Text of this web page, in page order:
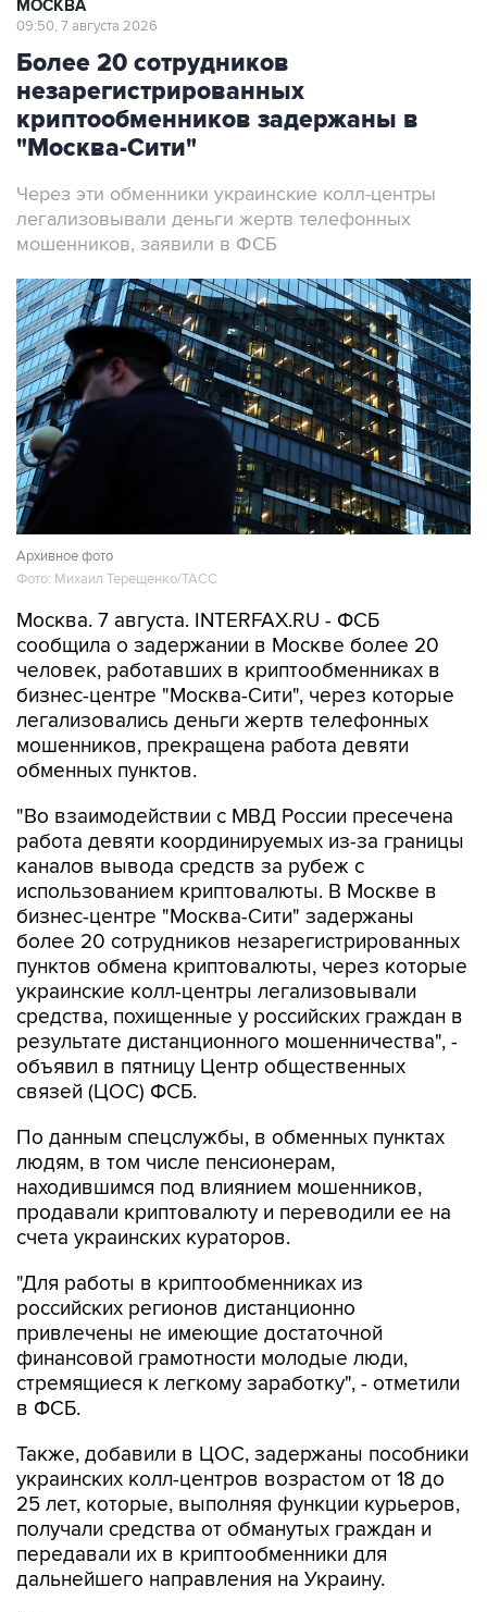
МОСКВА
09:50, 7 августа 2026
Более 20 сотрудников
незарегистрированных
криптообменников задержаны в
"Москва-Сити"
Через эти обменники украинские колл-центры
легализовывали деньги жертв телефонных
мошенников, заявили в ФСБ
Архивное фото
Фото: Михаил Терещенко/ТАСС
Москва. 7 августа. INTERFAX.RU - ФСБ
сообщила о задержании в Москве более 20
человек, работавших в криптообменниках в
бизнес-центре "Москва-Сити", через которые
легализовались деньги жертв телефонных
мошенников, прекращена работа девяти
обменных пунктов.
"Во взаимодействии с МВД России пресечена
работа девяти координируемых из-за границы
каналов вывода средств за рубеж с
использованием криптовалюты. В Москве в
бизнес-центре "Москва-Сити" задержаны
более 20 сотрудников незарегистрированных
пунктов обмена криптовалюты, через которые
украинские колл-центры легализовывали
средства, похищенные у российских граждан в
результате дистанционного мошенничества", -
объявил в пятницу Центр общественных
связей (ЦОС) ФСБ.
По данным спецслужбы, в обменных пунктах
людям, в том числе пенсионерам,
находившимся под влиянием мошенников,
продавали криптовалюту и переводили ее на
счета украинских кураторов.
"Для работы в криптообменниках из
российских регионов дистанционно
привлечены не имеющие достаточной
финансовой грамотности молодые люди,
стремящиеся к легкому заработку", - отметили
в ФСБ.
Также, добавили в ЦОС, задержаны пособники
украинских колл-центров возрастом от 18 до
25 лет, которые, выполняя функции курьеров,
получали средства от обманутых граждан и
передавали их в криптообменники для
дальнейшего направления на Украину.